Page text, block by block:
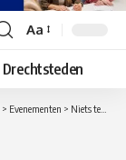
Lettergrootte
aanpassen
Aa
Drechtsteden
> Evenementen > Niets te doen in de zomervakantie? echt wel, Speurtochten en kindermiddag in Museum Hoeksche Waard